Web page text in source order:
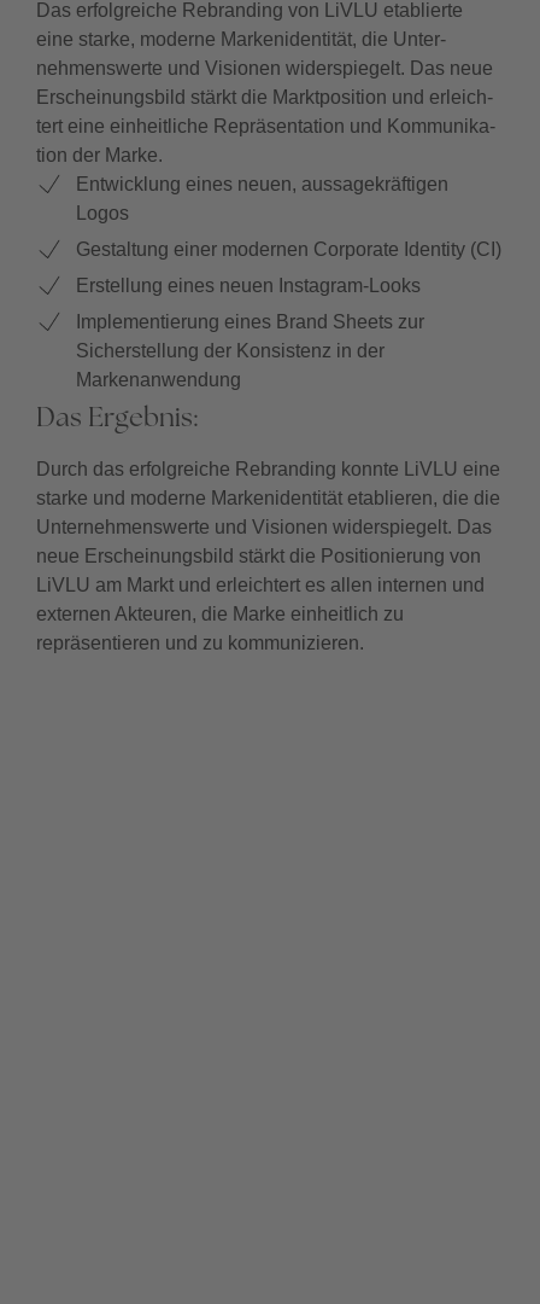
Das erfolg­reiche Rebran­ding von LiVLU etablierte
eine starke, moderne Marken­identität, die Unter­
nehmens­werte und Visionen wider­spiegelt. Das neue
Erschei­nungs­bild stärkt die Markt­position und erleich­
tert eine einheitliche Reprä­sen­tation und Kommu­nika­
tion der Marke.
Entwicklung eines neuen, aussagekräftigen
Logos
Gestaltung einer modernen Corporate Identity (CI)
Erstellung eines neuen Instagram-Looks
Implementierung eines Brand Sheets zur
Sicherstellung der Konsistenz in der
Markenanwendung
Das Ergebnis:
Durch das erfolgreiche Rebranding konnte LiVLU eine
starke und moderne Markenidentität etablieren, die die
Unternehmenswerte und Visionen widerspiegelt. Das
neue Erscheinungsbild stärkt die Positionierung von
LiVLU am Markt und erleichtert es allen internen und
externen Akteuren, die Marke einheitlich zu
repräsentieren und zu kommunizieren.